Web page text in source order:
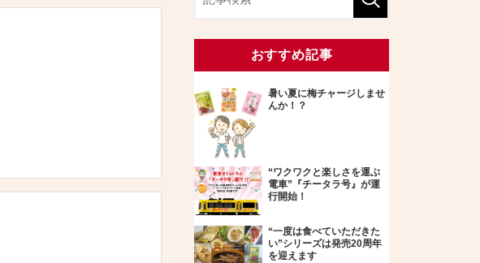
おすすめ記事
暑い夏に梅チャージしませ
んか！？
“ワクワクと楽しさを運ぶ
電車”『チータラ号』が運
行開始！
“一度は食べていただきた
い”シリーズは発売20周年
を迎えます